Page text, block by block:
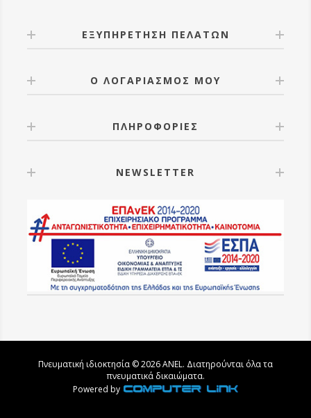
ΕΞΥΠΗΡΕΤΗΣΗ ΠΕΛΑΤΩΝ
Ο ΛΟΓΑΡΙΑΣΜΟΣ ΜΟΥ
ΠΛΗΡΟΦΟΡΙΕΣ
NEWSLETTER
Πνευματική ιδιοκτησία © 2026 ANEL. Διατηρούνται όλα τα
πνευματικά δικαιώματα.
Powered by